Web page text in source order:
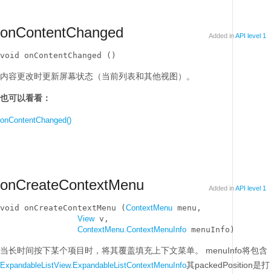
onContentChanged Added inAPI level 1
void onContentChanged ()
内容更改时更新屏幕状态（当前列表和其他视图）。
也可以看看：
onContentChanged()
onCreateContextMenu Added inAPI level 1
void onCreateContextMenu ( ContextMenu menu,
View v,
ContextMenu.ContextMenuInfo menuInfo)
当长时间按下某个项目时，将其覆盖填充上下文菜单。 menuInfo将包含
ExpandableListView.ExpandableListContextMenuInfo其packedPosition是打